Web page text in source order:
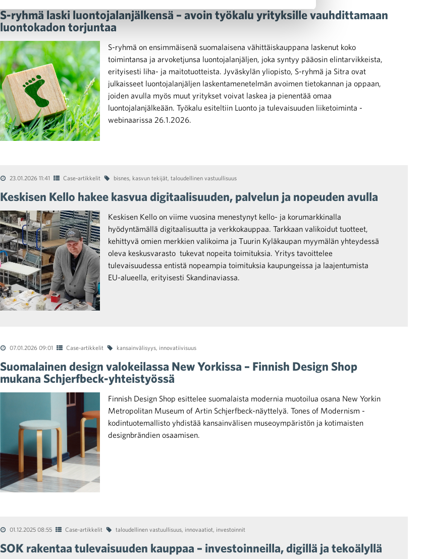
S-ryhmä laski luontojalanjälkensä – avoin työkalu yrityksille vauhdittamaan
luontokadon torjuntaa
S-ryhmä on ensimmäisenä suomalaisena vähittäiskauppana laskenut koko
toimintansa ja arvoketjunsa luontojalanjäljen, joka syntyy pääosin elintarvikkeista,
erityisesti liha- ja maitotuotteista. Jyväskylän yliopisto, S-ryhmä ja Sitra ovat
julkaisseet luontojalanjäljen laskentamenetelmän avoimen tietokannan ja oppaan,
joiden avulla myös muut yritykset voivat laskea ja pienentää omaa
luontojalanjälkeään. Työkalu esiteltiin Luonto ja tulevaisuuden liiketoiminta -
webinaarissa 26.1.2026.
23.01.2026 11:41 Case-artikkelit bisnes, kasvun tekijät, taloudellinen vastuullisuus
Keskisen Kello hakee kasvua digitaalisuuden, palvelun ja nopeuden avulla
Keskisen Kello on viime vuosina menestynyt kello- ja korumarkkinalla
hyödyntämällä digitaalisuutta ja verkkokauppaa. Tarkkaan valikoidut tuotteet,
kehittyvä omien merkkien valikoima ja Tuurin Kyläkaupan myymälän yhteydessä
oleva keskusvarasto tukevat nopeita toimituksia. Yritys tavoittelee
tulevaisuudessa entistä nopeampia toimituksia kaupungeissa ja laajentumista
EU-alueella, erityisesti Skandinaviassa.
07.01.2026 09:01 Case-artikkelit kansainvälisyys, innovatiivisuus
Suomalainen design valokeilassa New Yorkissa – Finnish Design Shop
mukana Schjerfbeck-yhteistyössä
Finnish Design Shop esittelee suomalaista modernia muotoilua osana New Yorkin
Metropolitan Museum of Artin Schjerfbeck-näyttelyä. Tones of Modernism -
kodintuotemallisto yhdistää kansainvälisen museoympäristön ja kotimaisten
designbrändien osaamisen.
01.12.2025 08:55 Case-artikkelit taloudellinen vastuullisuus, innovaatiot, investoinnit
SOK rakentaa tulevaisuuden kauppaa – investoinneilla, digillä ja tekoälyllä